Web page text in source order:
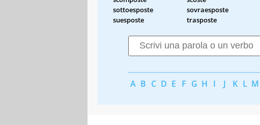
sottoesposte
sovraesposte
suesposte
trasposte
A B C D E F G H I J K L M